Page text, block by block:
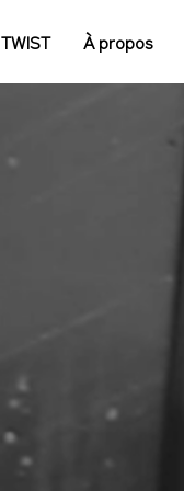
TWIST À propos